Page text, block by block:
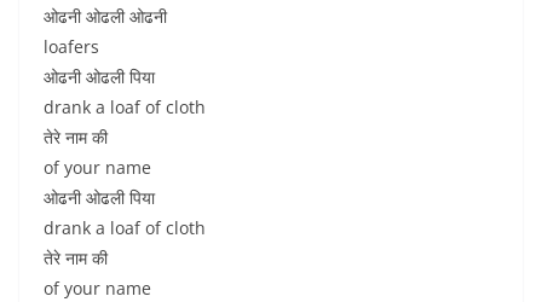
ओढनी ओढली ओढनी
loafers
ओढनी ओढली पिया
drank a loaf of cloth
तेरे नाम की
of your name
ओढनी ओढली पिया
drank a loaf of cloth
तेरे नाम की
of your name